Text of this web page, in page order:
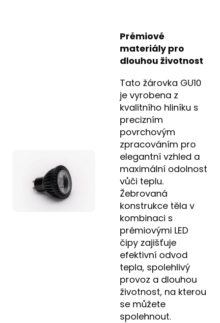
Prémiové
materiály pro
dlouhou životnost
Tato žárovka GU10
je vyrobena z
kvalitního hliníku s
precizním
povrchovým
zpracováním pro
elegantní vzhled a
maximální odolnost
vůči teplu.
Žebrovaná
konstrukce těla v
kombinaci s
prémiovými LED
čipy zajišťuje
efektivní odvod
tepla, spolehlivý
provoz a dlouhou
životnost, na kterou
se můžete
spolehnout.